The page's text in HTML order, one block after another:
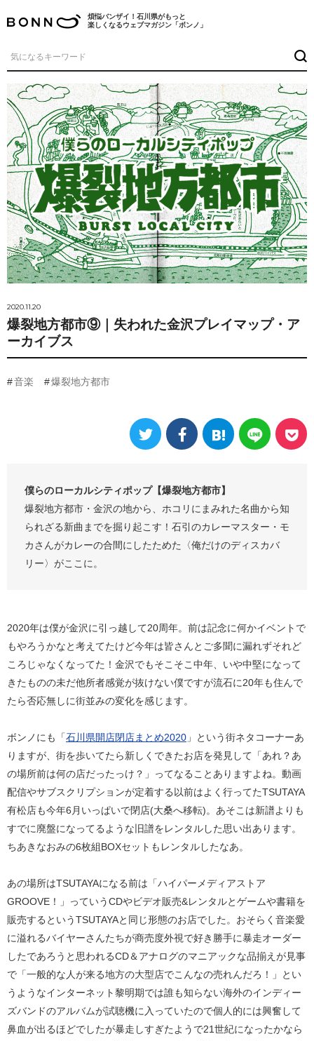
煩悩バンザイ！石川県がもっと
楽しくなるウェブマガジン「ボンノ」
2020.11.20
爆裂地方都市⑨｜失われた金沢プレイマップ・ア
ーカイブス
音楽 爆裂地方都市
僕らのローカルシティポップ【爆裂地方都市】
爆裂地方都市・金沢の地から、ホコリにまみれた名曲から知
られざる新曲までを掘り起こす！石引のカレーマスター・モ
カさんがカレーの合間にしたためた〈俺だけのディスカバ
リー〉がここに。
2020年は僕が金沢に引っ越して20周年。前は記念に何かイベントで
もやろうかなと考えてたけど今年は皆さんとご多聞に漏れずそれど
ころじゃなくなってた！金沢でもそこそこ中年、いや中堅になって
きたものの未だ他所者感覚が抜けない僕ですが流石に20年も住んで
たら否応無しに街並みの変化を感じます。
ボンノにも「石川県開店閉店まとめ2020 」という街ネタコーナーあ
りますが、街を歩いてたら新しくできたお店を発見して「あれ？あ
の場所前は何の店だったっけ？」ってなることありますよね。動画
配信やサブスクリプションが定着する以前はよく行ってたTSUTAYA
有松店も今年6月いっぱいで閉店(大桑へ移転)。あそこは新譜よりも
すでに廃盤になってるような旧譜をレンタルした思い出あります。
ちあきなおみの6枚組BOXセットもレンタルしたなあ。
あの場所はTSUTAYAになる前は「ハイパーメディアストア
GROOVE！」っていうCDやビデオ販売&レンタルとゲームや書籍を
販売するというTSUTAYAと同じ形態のお店でした。おそらく音楽愛
に溢れるバイヤーさんたちが商売度外視で好き勝手に暴走オーダー
したであろうと思われるCD＆アナログのマニアックな品揃えが見事
で「一般的な人が来る地方の大型店でこんなの売れんだろ！」とい
うようなインターネット黎明期では誰も知らない海外のインディー
ズバンドのアルバムが試聴機に入っていたので個人的には興奮して
鼻血が出るほどでしたが暴走しすぎたようで21世紀になったかなら